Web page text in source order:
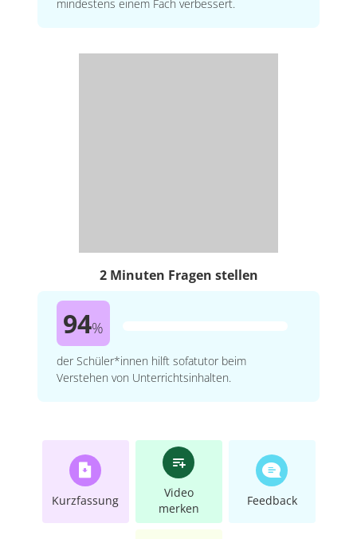
mindestens einem Fach verbessert.
2 Minuten Fragen stellen
94%
der Schüler*innen hilft sofatutor beim
Verstehen von Unterrichtsinhalten.
Kurzfassung
Video
merken
Feedback